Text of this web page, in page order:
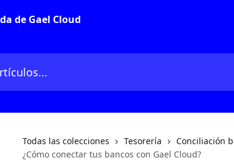
Todas las colecciones Tesorería
Conciliación
¿Cómo conectar tus bancos con Gael Cloud?